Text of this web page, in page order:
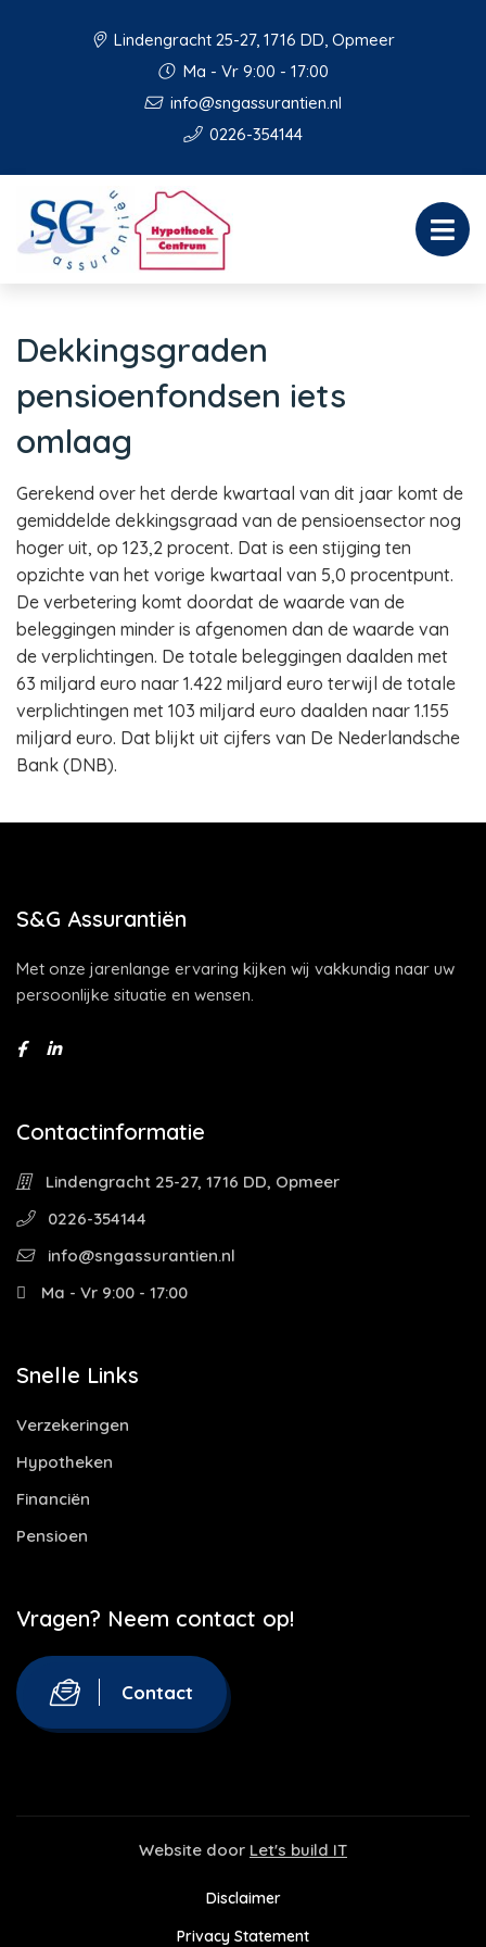
Lindengracht 25-27, 1716 DD, Opmeer
Ma - Vr 9:00 - 17:00
info@sngassurantien.nl
0226-354144
Dekkingsgraden
pensioenfondsen iets
omlaag
Gerekend over het derde kwartaal van dit jaar komt de
gemiddelde dekkingsgraad van de pensioensector nog
hoger uit, op 123,2 procent. Dat is een stijging ten
opzichte van het vorige kwartaal van 5,0 procentpunt.
De verbetering komt doordat de waarde van de
beleggingen minder is afgenomen dan de waarde van
de verplichtingen. De totale beleggingen daalden met
63 miljard euro naar 1.422 miljard euro terwijl de totale
verplichtingen met 103 miljard euro daalden naar 1.155
miljard euro. Dat blijkt uit cijfers van De Nederlandsche
Bank (DNB).
S&G Assurantiën
Met onze jarenlange ervaring kijken wij vakkundig naar uw
persoonlijke situatie en wensen.
Contactinformatie
Lindengracht 25-27, 1716 DD, Opmeer
0226-354144
info@sngassurantien.nl
Ma - Vr 9:00 - 17:00
Snelle Links
Verzekeringen
Hypotheken
Financiën
Pensioen
Vragen? Neem contact op!
Contact
Website door Let's build IT
Disclaimer
Privacy Statement